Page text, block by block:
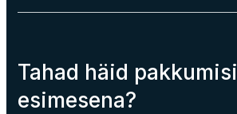
Tahad häid pakkumisi
esimesena?